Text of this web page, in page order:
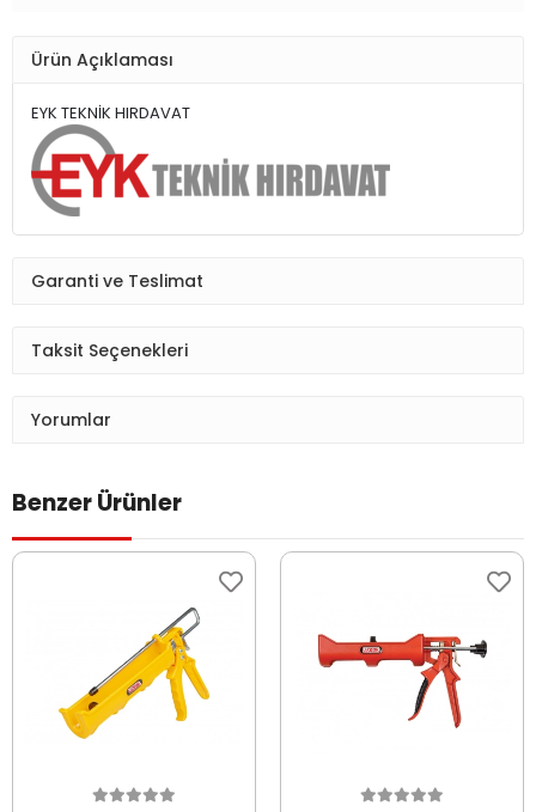
Ürün Açıklaması
EYK TEKNİK HIRDAVAT
Garanti ve Teslimat
Taksit Seçenekleri
Yorumlar
Benzer Ürünler